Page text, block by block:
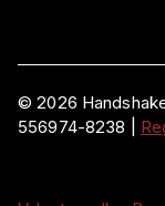
©2026
556974-8238